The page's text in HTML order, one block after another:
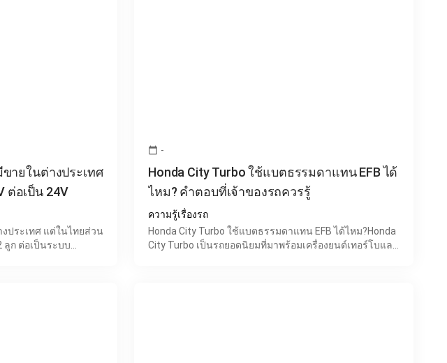
ายในต่างประเทศ
ต่อเป็น 24V
ประเทศ แต่ในไทยส่วน
ลูก ต่อเป็นระบบ
calendar_today -
Honda City Turbo ใช้แบตธรรมดาแทน EFB ได้
ไหม? คำตอบที่เจ้าของรถควรรู้
ความรู้เรื่องรถ
Honda City Turbo ใช้แบตธรรมดาแทน EFB ได้ไหม?Honda
City Turbo เป็นรถยอดนิยมที่มาพร้อมเครื่องยนต์เทอร์โบและ